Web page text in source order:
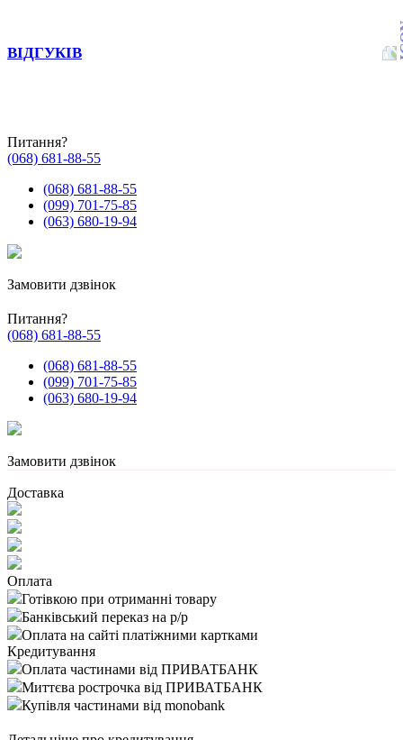
ВІДГУКІВ
Питання?
(068) 681-88-55
(068) 681-88-55
(099) 701-75-85
(063) 680-19-94
Замовити дзвінок
Питання?
(068) 681-88-55
(068) 681-88-55
(099) 701-75-85
(063) 680-19-94
Замовити дзвінок
Доставка
Оплата
Готівкою при отриманні товару
Банківський переказ на р/р
Оплата на сайті платіжними картками
Кредитування
Оплата частинами від ПРИВАТБАНК
Миттєва рострочка від ПРИВАТБАНК
Купівля частинами від monobank